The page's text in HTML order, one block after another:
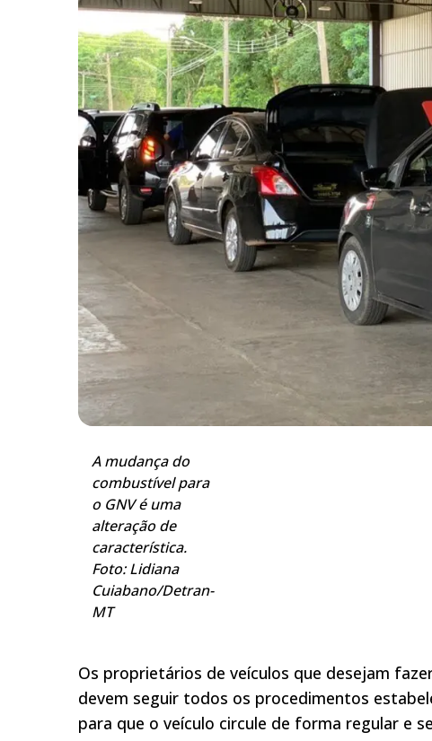
A mudança do
combustível para
o GNV é uma
alteração de
característica.
Foto: Lidiana
Cuiabano/Detran-
MT
Os proprietários de veículos que desejam
devem seguir todos os procedimentos
para que o veículo circule de forma regular e